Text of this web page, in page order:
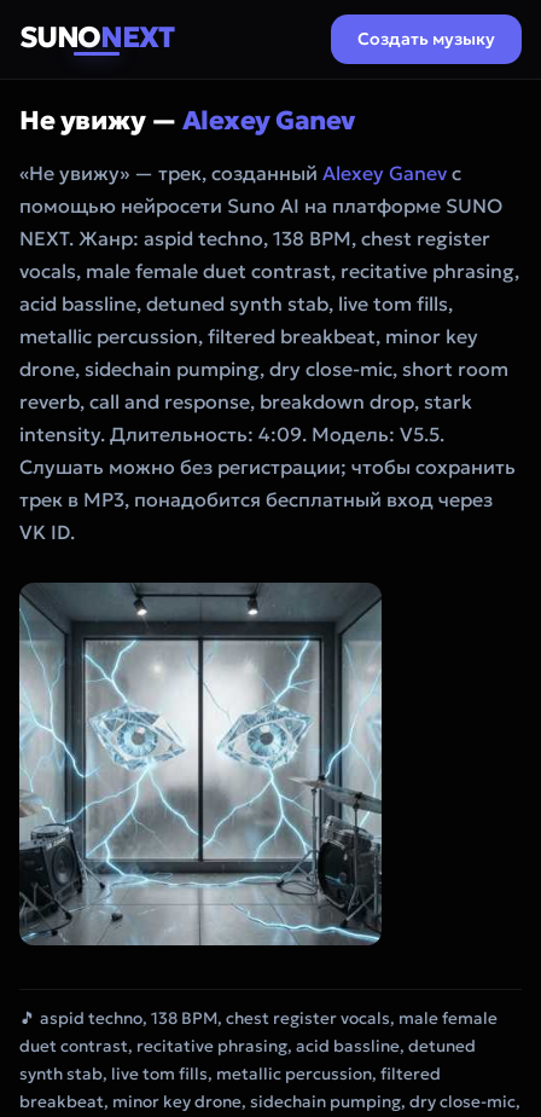
SUNONEXT Создать музыку
Не увижу — Alexey Ganev
«Не увижу» — трек, созданный Alexey Ganev с
помощью нейросети Suno AI на платформе SUNO
NEXT. Жанр: aspid techno, 138 BPM, chest register
vocals, male female duet contrast, recitative phrasing,
acid bassline, detuned synth stab, live tom fills,
metallic percussion, filtered breakbeat, minor key
drone, sidechain pumping, dry close-mic, short room
reverb, call and response, breakdown drop, stark
intensity. Длительность: 4:09. Модель: V5.5.
Слушать можно без регистрации; чтобы сохранить
трек в MP3, понадобится бесплатный вход через
VK ID.
🎵 aspid techno, 138 BPM, chest register vocals, male female
duet contrast, recitative phrasing, acid bassline, detuned
synth stab, live tom fills, metallic percussion, filtered
breakbeat, minor key drone, sidechain pumping, dry close-mic,